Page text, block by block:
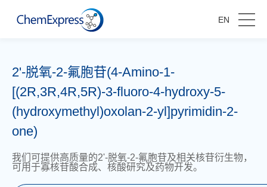
EN
2'-脱氧-2-氟胞苷(4-Amino-1-
[(2R,3R,4R,5R)-3-fluoro-4-hydroxy-5-
(hydroxymethyl)oxolan-2-yl]pyrimidin-2-
one)
我们可提供高质量的2'-脱氧-2-氟胞苷及相关核苷衍生物，
可用于寡核苷酸合成、核酸研究及药物开发。